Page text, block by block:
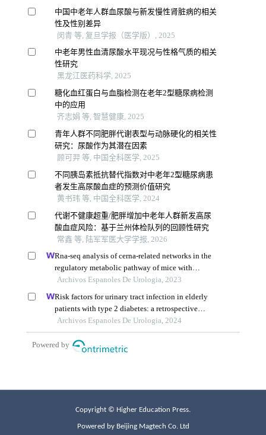
Copyright © Higher Education Press.
Powered by Beijing Magtech Co. Ltd